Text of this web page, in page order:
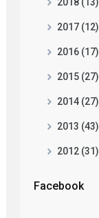
2017 (12)
2016 (17)
2015 (27)
2014 (27)
2013 (43)
2012 (31)
Facebook